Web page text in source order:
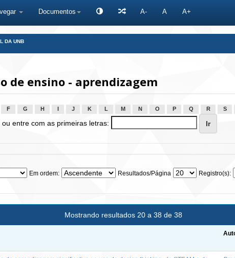
Documentos A- A A+
DA UNB
de ensino - aprendizagem
F G H J K L M N O P Q R S
ou entre com as primeiras letras:
Em ordem: Resultados/Página Registro(s):
Mostrando resultados 20 a 38 de 38